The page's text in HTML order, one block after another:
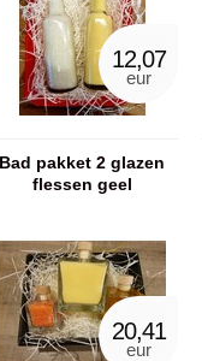
12,07
eur
Bad pakket 2 glazen
flessen geel
20,41
eur